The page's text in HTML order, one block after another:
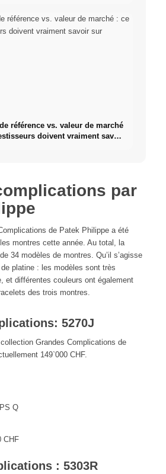
référence vs. valeur de marché
doivent vraiment savoir
par
de Patek Philippe a été
montres cette année. Au total, la
34 modèles de montres. Qu’il s’agisse
de platine : les modèles sont très
et différentes couleurs ont également
des trois montres.
5270J
Grandes Complications de
149`000 CHF.
Q
CHF
: 5303R